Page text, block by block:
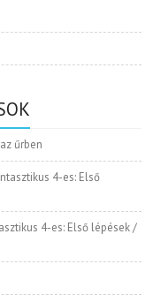
űrben
4-es: Első
4-es: Első lépések /